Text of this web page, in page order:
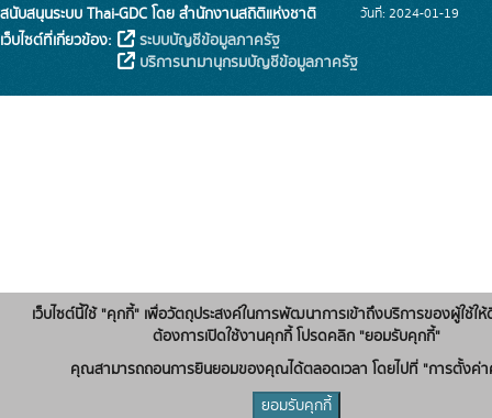
สนับสนุนระบบ Thai-GDC โดย สำนักงานสถิติแห่งชาติ
เว็บไซต์ที่เกี่ยวข้อง:
ระบบบัญชีข้อมูลภาครัฐ
บริการนามานุกรมบัญชีข้อมูลภาครัฐ
วันที่: 2024-01-19
เว็บไซต์นี้ใช้ "คุกกี้" เพื่อวัตถุประสงค์ในการพัฒนาการเข้าถึงบริการของผู้ใช้ใ
ต้องการเปิดใช้งานคุกกี้ โปรดคลิก "ยอมรับคุกกี้"
คุณสามารถถอนการยินยอมของคุณได้ตลอดเวลา โดยไปที่ "การตั้งค่
ยอมรับคุกกี้